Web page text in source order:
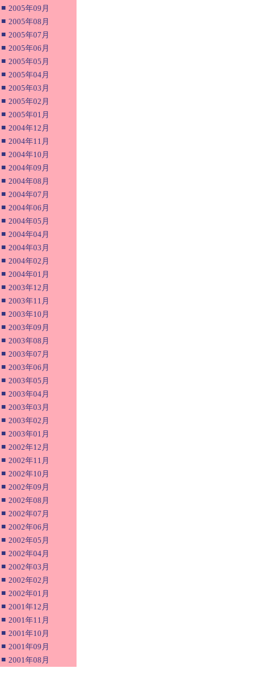
■ 2005年09月
■ 2005年08月
■ 2005年07月
■ 2005年06月
■ 2005年05月
■ 2005年04月
■ 2005年03月
■ 2005年02月
■ 2005年01月
■ 2004年12月
■ 2004年11月
■ 2004年10月
■ 2004年09月
■ 2004年08月
■ 2004年07月
■ 2004年06月
■ 2004年05月
■ 2004年04月
■ 2004年03月
■ 2004年02月
■ 2004年01月
■ 2003年12月
■ 2003年11月
■ 2003年10月
■ 2003年09月
■ 2003年08月
■ 2003年07月
■ 2003年06月
■ 2003年05月
■ 2003年04月
■ 2003年03月
■ 2003年02月
■ 2003年01月
■ 2002年12月
■ 2002年11月
■ 2002年10月
■ 2002年09月
■ 2002年08月
■ 2002年07月
■ 2002年06月
■ 2002年05月
■ 2002年04月
■ 2002年03月
■ 2002年02月
■ 2002年01月
■ 2001年12月
■ 2001年11月
■ 2001年10月
■ 2001年09月
■ 2001年08月